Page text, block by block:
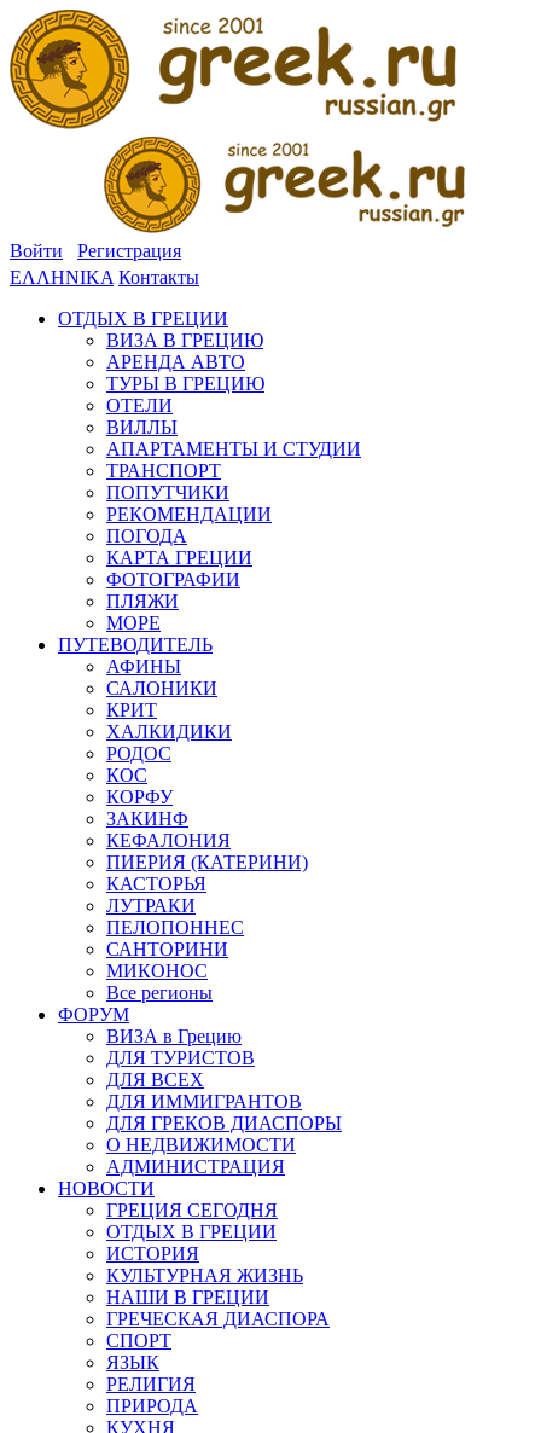
Войти
Регистрация
ΕΛΛΗΝΙΚΑ Контакты
ОТДЫХ В ГРЕЦИИ
ВИЗА В ГРЕЦИЮ
АРЕНДА АВТО
ТУРЫ В ГРЕЦИЮ
ОТЕЛИ
ВИЛЛЫ
АПАРТАМЕНТЫ И СТУДИИ
ТРАНСПОРТ
ПОПУТЧИКИ
РЕКОМЕНДАЦИИ
ПОГОДА
КАРТА ГРЕЦИИ
ФОТОГРАФИИ
ПЛЯЖИ
МОРЕ
ПУТЕВОДИТЕЛЬ
АФИНЫ
САЛОНИКИ
КРИТ
ХАЛКИДИКИ
РОДОС
КОС
КОРФУ
ЗАКИНФ
КЕФАЛОНИЯ
ПИЕРИЯ (КАТЕРИНИ)
КАСТОРЬЯ
ЛУТРАКИ
ПЕЛОПОННЕС
САНТОРИНИ
МИКОНОС
Все регионы
ФОРУМ
ВИЗА в Грецию
ДЛЯ ТУРИСТОВ
ДЛЯ ВСЕХ
ДЛЯ ИММИГРАНТОВ
ДЛЯ ГРЕКОВ ДИАСПОРЫ
О НЕДВИЖИМОСТИ
АДМИНИСТРАЦИЯ
НОВОСТИ
ГРЕЦИЯ СЕГОДНЯ
ОТДЫХ В ГРЕЦИИ
ИСТОРИЯ
КУЛЬТУРНАЯ ЖИЗНЬ
НАШИ В ГРЕЦИИ
ГРЕЧЕСКАЯ ДИАСПОРА
СПОРТ
ЯЗЫК
РЕЛИГИЯ
ПРИРОДА
КУХНЯ